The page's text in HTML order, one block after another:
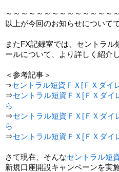
～～～～～～～～～～～～～～
以上が今回のお知らせについて
またFX記録室では、セントラ
ールについて、より詳しく紹介
＜参考記事＞
⇒セントラル短資ＦＸ[ＦＸダイ
⇒セントラル短資ＦＸ[ＦＸダイ
ら
⇒セントラル短資ＦＸ[ＦＸダイ
ら
⇒セントラル短資ＦＸ[ＦＸダイ
さて現在、そんなセントラル短
新規口座開設キャンペーンを実